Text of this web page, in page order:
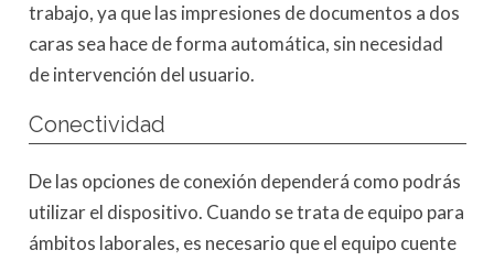
trabajo, ya que las impresiones de documentos a dos
caras sea hace de forma automática, sin necesidad
de intervención del usuario.
Conectividad
De las opciones de conexión dependerá como podrás
utilizar el dispositivo. Cuando se trata de equipo para
ámbitos laborales, es necesario que el equipo cuente